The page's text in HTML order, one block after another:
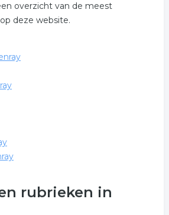
overzicht van de meest
deze website.
rubrieken in